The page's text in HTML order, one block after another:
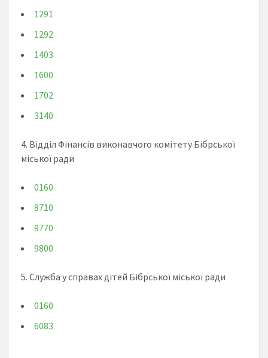
1291
1292
1403
1600
1702
3140
4. Відділ Фінансів виконавчого комітету Бібрської
міської ради
0160
8710
9770
9800
5. Служба у справах дітей Бібрської міської ради
0160
6083